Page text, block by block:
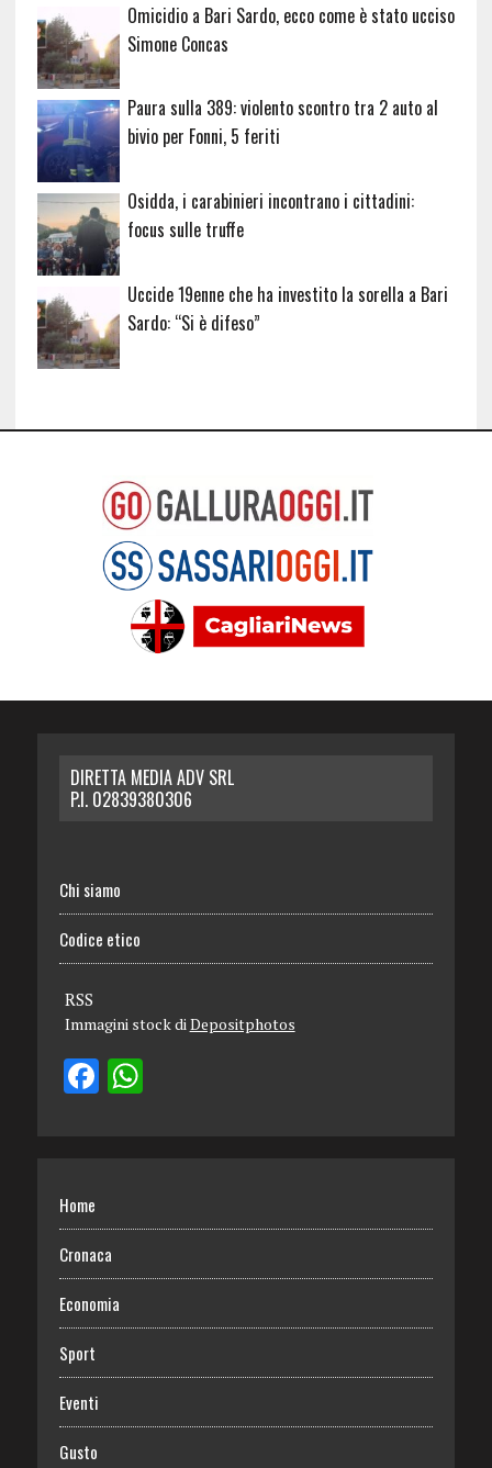
Omicidio a Bari Sardo, ecco come è stato ucciso
Simone Concas
Paura sulla 389: violento scontro tra 2 auto al
bivio per Fonni, 5 feriti
Osidda, i carabinieri incontrano i cittadini:
focus sulle truffe
Uccide 19enne che ha investito la sorella a Bari
Sardo: “Si è difeso”
DIRETTA MEDIA ADV SRL
P.I. 02839380306
Chi siamo
Codice etico
RSS
Immagini stock di Depositphotos
Home
Cronaca
Economia
Sport
Eventi
Gusto